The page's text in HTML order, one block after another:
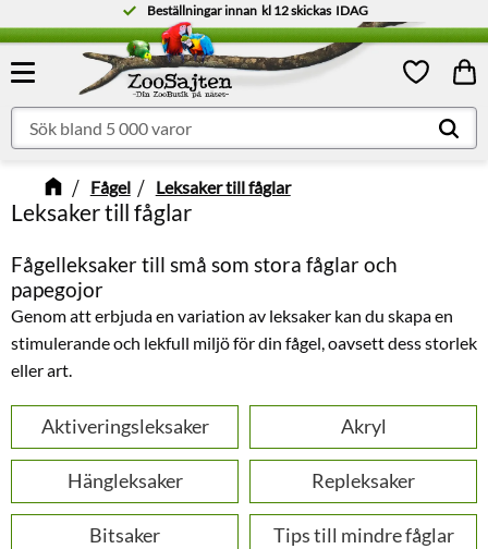
Meny
Beställningar innan kl 12skickas IDAG
Favoriter
Fågel Leksaker till fåglar
Leksaker till fåglar
Fågelleksaker till små som stora fåglar och
papegojor
Genom att erbjuda en variation av leksaker kan du skapa en
stimulerande och lekfull miljö för din fågel, oavsett dess storlek
eller art.
Aktiveringsleksaker Akryl
Hängleksaker Repleksaker
Bitsaker Tips till mindre fåglar